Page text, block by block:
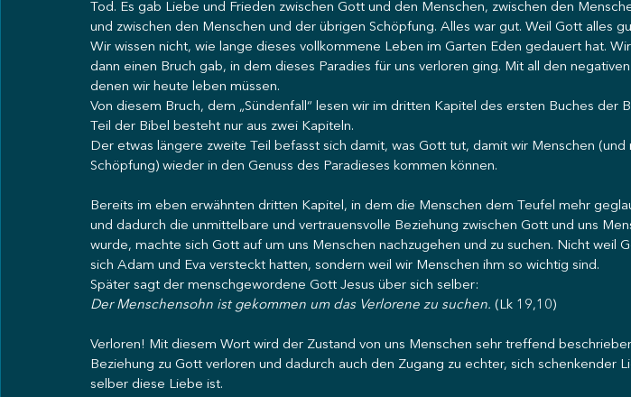
Tod. Es gab Liebe und Frieden zwischen Gott und den Menschen, zwischen den
und zwischen den Menschen und der übrigen Schöpfung. Alles war gut. Weil Gott alles
Wir wissen nicht, wie lange dieses vollkommene Leben im Garten Eden gedauert hat.
dann einen Bruch gab, in dem dieses Paradies für uns verloren ging. Mit all den
denen wir heute leben müssen.
Von diesem Bruch, dem „Sündenfall“ lesen wir im dritten Kapitel des ersten Buches der
Teil der Bibel besteht nur aus zwei Kapiteln.
Der etwas längere zweite Teil befasst sich damit, was Gott tut, damit wir Menschen (und
Schöpfung) wieder in den Genuss des Paradieses kommen können.
Bereits im eben erwähnten dritten Kapitel, in dem die Menschen dem Teufel mehr
und dadurch die unmittelbare und vertrauensvolle Beziehung zwischen Gott und uns
wurde, machte sich Gott auf um uns Menschen nachzugehen und zu suchen. Nicht weil
sich Adam und Eva versteckt hatten, sondern weil wir Menschen ihm so wichtig sind.
Später sagt der menschgewordene Gott Jesus über sich selber:
Der Menschensohn ist gekommen um das Verlorene zu suchen. (Lk 19,10)
Verloren! Mit diesem Wort wird der Zustand von uns Menschen sehr treffend
Beziehung zu Gott verloren und dadurch auch den Zugang zu echter, sich schenkender
selber diese Liebe ist.